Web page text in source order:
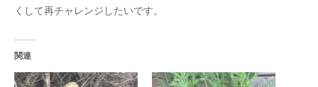
くして再チャレンジしたいです。
関連